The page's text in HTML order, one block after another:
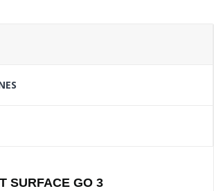
SURFACE GO 3